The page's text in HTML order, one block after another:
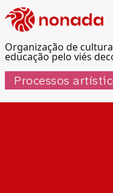
Organização de
educação pelo viés
Processos